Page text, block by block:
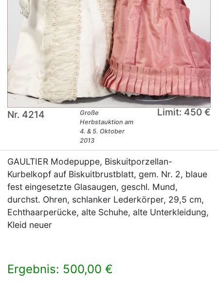
Nr. 4214
Große
Herbstauktion am
4. & 5. Oktober
2013
Limit: 450 €
GAULTIER Modepuppe, Biskuitporzellan-
Kurbelkopf auf Biskuitbrustblatt, gem. Nr. 2, blaue
fest eingesetzte Glasaugen, geschl. Mund,
durchst. Ohren, schlanker Lederkörper, 29,5 cm,
Echthaarperücke, alte Schuhe, alte Unterkleidung,
Kleid neuer
Ergebnis: 500,00 €